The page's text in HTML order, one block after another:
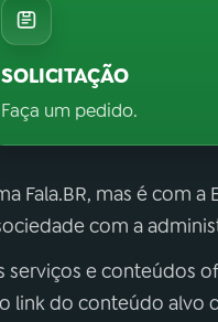
SOLICITAÇÃO
Faça um pedido.
Fala.BR, mas é com a
com a
serviços e conteúdos
link do conteúdo alvo